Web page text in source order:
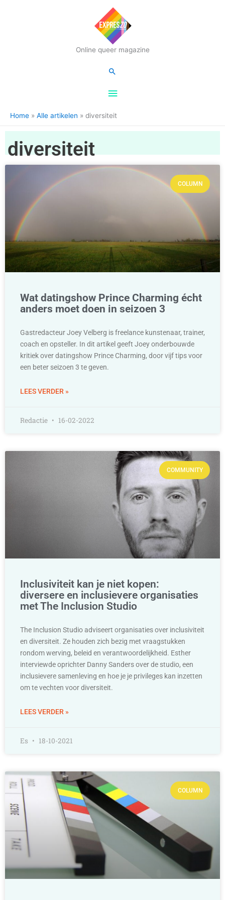
Online queer magazine
Hoofdmenu
Zoeken
Home Alle artikelen diversiteit
diversiteit
COLUMN
Wat datingshow Prince Charming écht
anders moet doen in seizoen 3
Gastredacteur Joey Velberg is freelance kunstenaar, trainer,
coach en opsteller. In dit artikel geeft Joey onderbouwde
kritiek over datingshow Prince Charming, door vijf tips voor
een beter seizoen 3 te geven.
LEES VERDER »
Redactie 16-02-2022
COMMUNITY
Inclusiviteit kan je niet kopen:
diversere en inclusievere organisaties
met The Inclusion Studio
The Inclusion Studio adviseert organisaties over inclusiviteit
en diversiteit. Ze houden zich bezig met vraagstukken
rondom werving, beleid en verantwoordelijkheid. Esther
interviewde oprichter Danny Sanders over de studio, een
inclusievere samenleving en hoe je je privileges kan inzetten
om te vechten voor diversiteit.
LEES VERDER »
Es 18-10-2021
COLUMN